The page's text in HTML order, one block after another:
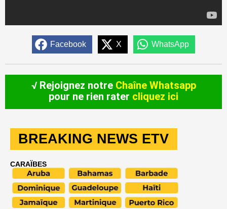
Facebook X WhatsApp
√ Rejoignez notre Chaîne Whatsapp
pour ne rien rater cliquez ici
BREAKING NEWS ETV
CARAÏBES